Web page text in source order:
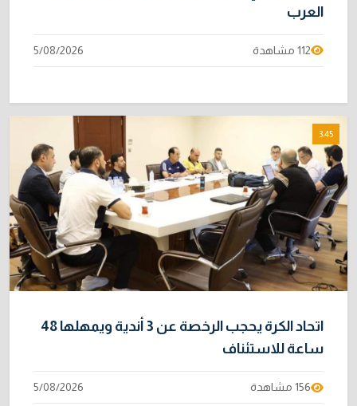
العرب
112 مشاهدة 5/08/2026
3:45
اتحاد الكرة يحجب الرخصة عن 3 أندية ويمهلها 48
ساعة للاستئناف
156 مشاهدة 5/08/2026